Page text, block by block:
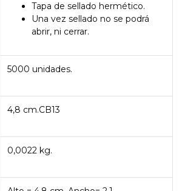
Tapa de sellado hermético.
Una vez sellado no se podrá
abrir, ni cerrar.
5000 unidades.
4,8 cm.CB13
0,0022 kg.